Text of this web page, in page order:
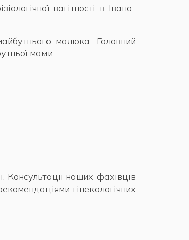
вагітності в Івано-
малюка. Головний
мами.
Консультації наших фахівців
гінекологічних